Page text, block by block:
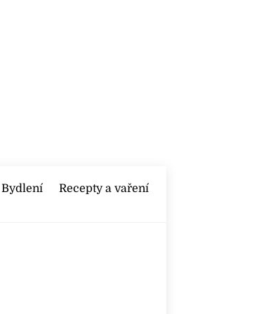
Bydlení Recepty a vaření